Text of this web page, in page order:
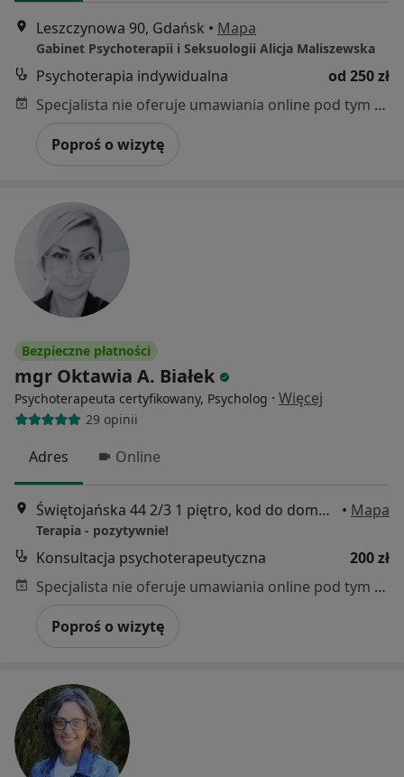
Leszczynowa 90, Gdańsk • Mapa
Gabinet Psychoterapii i Seksuologii Alicja Maliszewska
Psychoterapia indywidualna
od 250 zł
Specjalista nie oferuje umawiania online pod tym adresem.
Poproś o wizytę
Bezpieczne płatności
mgr Oktawia A. Białek
Psychoterapeuta certyfikowany, Psycholog · Więcej
29 opinii
Adres Online
Świętojańska 44 2/3 1 piętro, kod do domofonu: 2 kluczyk 6666, Gdynia • Mapa
Terapia - pozytywnie!
Konsultacja psychoterapeutyczna
200 zł
Specjalista nie oferuje umawiania online pod tym adresem.
Poproś o wizytę